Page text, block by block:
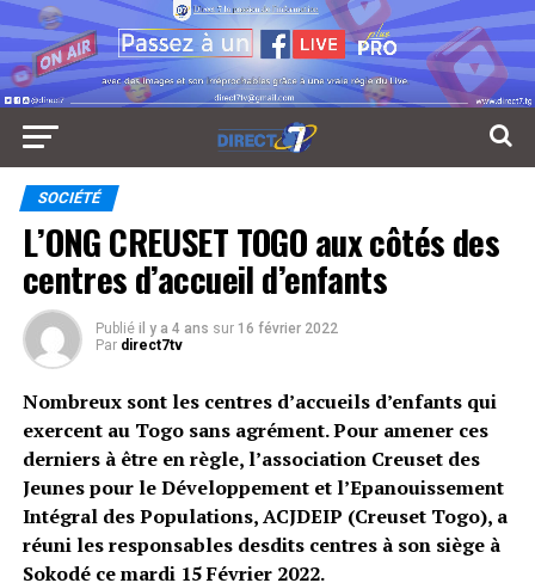
SOCIÉTÉ
L’ONG CREUSET TOGO aux côtés des
centres d’accueil d’enfants
Publié il y a 4 ans sur 16 février 2022
Par direct7tv
Nombreux sont les centres d’accueils d’enfants qui
exercent au Togo sans agrément. Pour amener ces
derniers à être en règle, l’association Creuset des
Jeunes pour le Développement et l’Epanouissement
Intégral des Populations, ACJDEIP (Creuset Togo), a
réuni les responsables desdits centres à son siège à
Sokodé ce mardi 15 Février 2022.